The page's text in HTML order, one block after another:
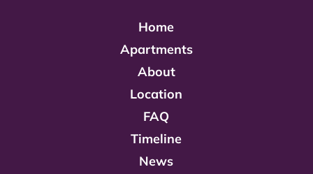
Home
Apartments
About
Location
FAQ
Timeline
News